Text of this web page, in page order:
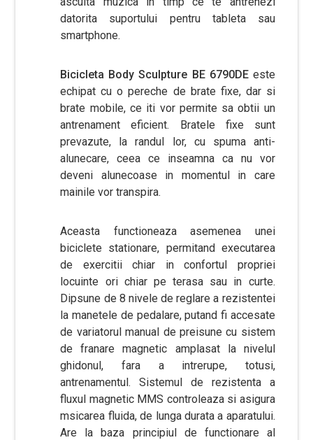
datorita suportului pentru tableta sau
smartphone.
Bicicleta Body Sculpture BE 6790DE este
echipat cu o pereche de brate fixe, dar si
brate mobile, ce iti vor permite sa obtii un
antrenament eficient. Bratele fixe sunt
prevazute, la randul lor, cu spuma anti-
alunecare, ceea ce inseamna ca nu vor
deveni alunecoase in momentul in care
mainile vor transpira.
Aceasta functioneaza asemenea unei
biciclete stationare, permitand executarea
de exercitii chiar in confortul propriei
locuinte ori chiar pe terasa sau in curte.
Dipsune de 8 nivele de reglare a rezistentei
la manetele de pedalare, putand fi accesate
de variatorul manual de preisune cu sistem
de franare magnetic amplasat la nivelul
ghidonul, fara a intrerupe, totusi,
antrenamentul. Sistemul de rezistenta a
fluxul magnetic MMS controleaza si asigura
msicarea fluida, de lunga durata a aparatului.
Are la baza principiul de functionare al